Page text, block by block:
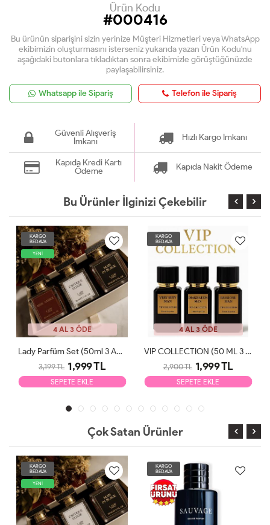
Ürün Kodu
#000416
Bu ürünün siparişini sizin yerinize Müşteri Hizmetleri veya WhatsApp
ekibimizin oluşturmasını isterseniz yukarıda yazan Ürün Kodu'nu
aşağıdaki butonlara tıkladıktan sonra ekibimizle görüştüğünüzde
paylaşabilirsiniz.
Whatsapp ile Sipariş Telefon ile Sipariş
Güvenli Alışveriş
İmkanı
Hızlı Kargo İmkanı
Kapıda Kredi Kartı
Ödeme
Kapıda Nakit Ödeme
Bu Ürünler İlginizi Çekebilir
KARGO
BEDAVA
YENİ
4 AL 3 ÖDE
Lady Parfüm Set (50ml 3 Adet)
3,199 TL 1,999 TL
SEPETE EKLE
KARGO
BEDAVA
4 AL 3 ÖDE
VIP COLLECTION (50 ML 3 ADET)
2,900 TL 1,999 TL
SEPETE EKLE
Çok Satan Ürünler
KARGO
BEDAVA
YENİ
KARGO
BEDAVA